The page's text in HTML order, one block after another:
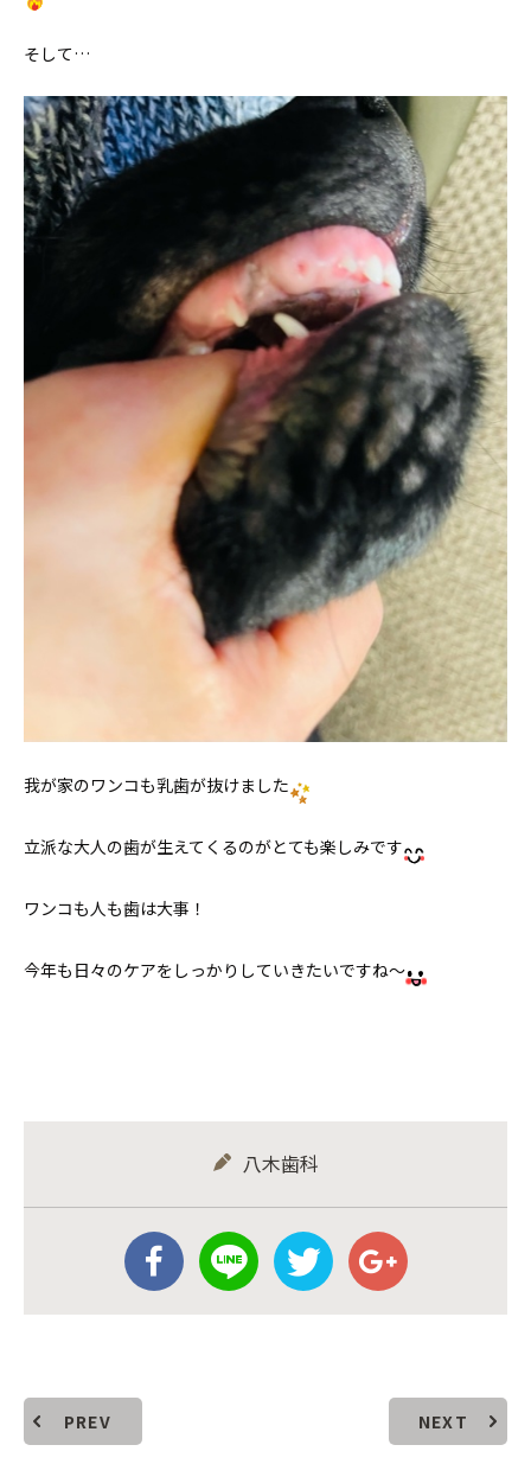
そして…
我が家のワンコも乳歯が抜けました
立派な大人の歯が生えてくるのがとても楽しみです
ワンコも人も歯は大事！
今年も日々のケアをしっかりしていきたいですね〜
八木歯科
PREV NEXT